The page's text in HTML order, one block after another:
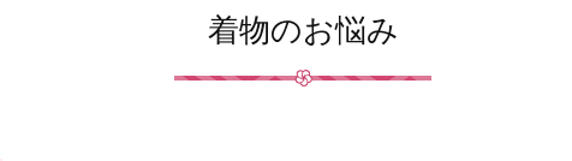
着物のお悩み